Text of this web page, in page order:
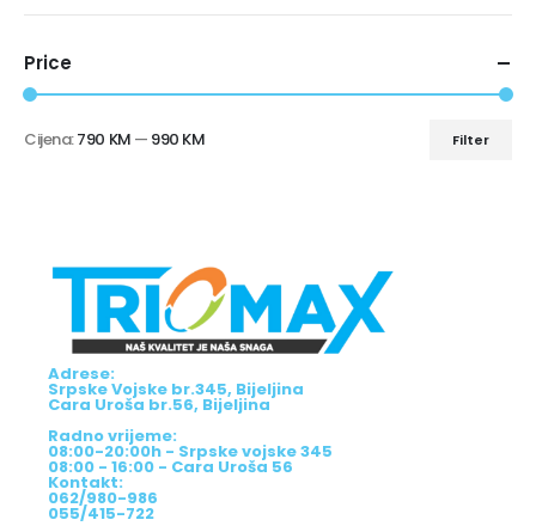
Price
Filter
Cijena:790 KM — 990 KM
Adrese:
Srpske Vojske br.345, Bijeljina
Cara Uroša br.56, Bijeljina
Radno vrijeme:
08:00-20:00h - Srpske vojske 345
08:00 - 16:00 - Cara Uroša 56
Kontakt:
062/980-986
055/415-722